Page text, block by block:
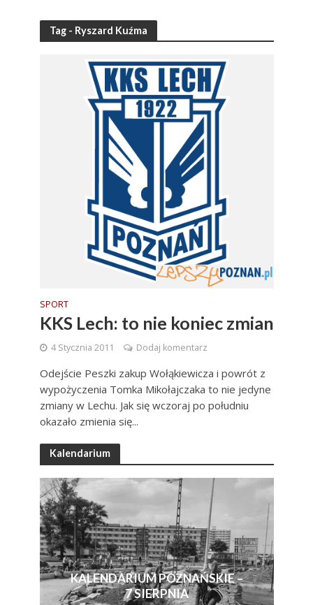
Tag - Ryszard Kuźma
SPORT
KKS Lech: to nie koniec zmian
4 Stycznia 2011 Dodaj komentarz
Odejście Peszki zakup Wołąkiewicza i powrót z
wypożyczenia Tomka Mikołajczaka to nie jedyne
zmiany w Lechu. Jak się wczoraj po południu
okazało zmienia się...
Kalendarium
KALENDARIUM POZNAŃSKIE –
7 SIERPNIA